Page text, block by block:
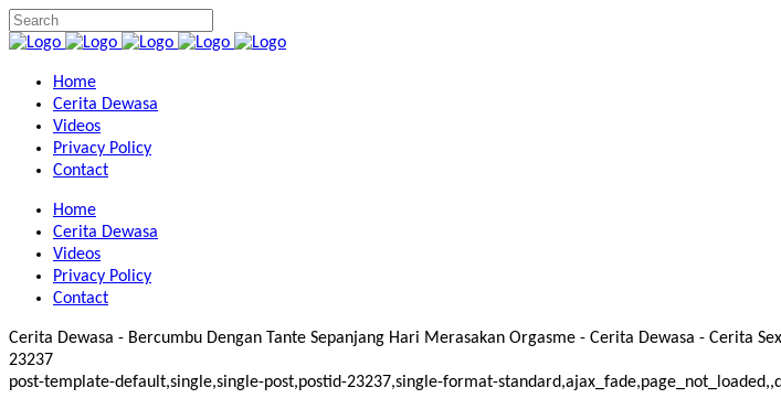
Home
Cerita Dewasa
Videos
Privacy Policy
Contact
Home
Cerita Dewasa
Videos
Privacy Policy
Contact
Cerita Dewasa - Bercumbu Dengan Tante Sepanjang Hari Merasakan Orgasme - Cerita Dewasa - Cerita
23237
post-template-default,single,single-post,postid-23237,single-format-